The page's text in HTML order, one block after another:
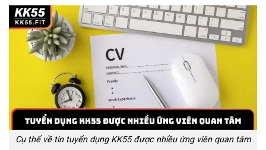
Cụ thể về tin tuyển dụng KK55 được nhiều ứng viên quan tâm